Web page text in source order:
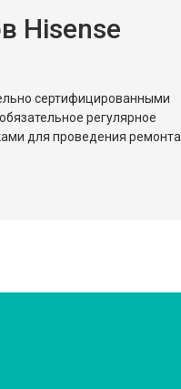
Hisense
сертифицированными
регулярное
для проведения ремонта